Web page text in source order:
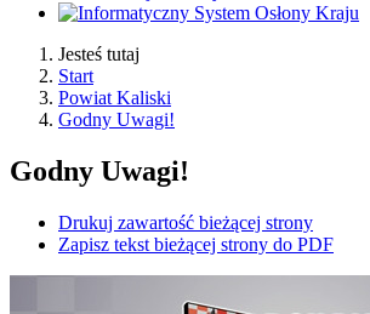
Jesteś tutaj
Start
Powiat Kaliski
Godny Uwagi!
Godny Uwagi!
Drukuj zawartość bieżącej strony
Zapisz tekst bieżącej strony do PDF